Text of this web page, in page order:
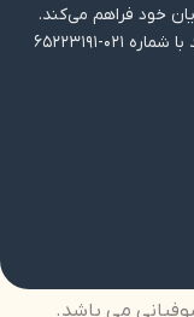
خود فراهم می‌کند.
برای دریافت مشاوره یا ثبت سفارش می‌توانید با شماره ۰۲۱-۶۵۲۲۳۱۹۱
می باشد.